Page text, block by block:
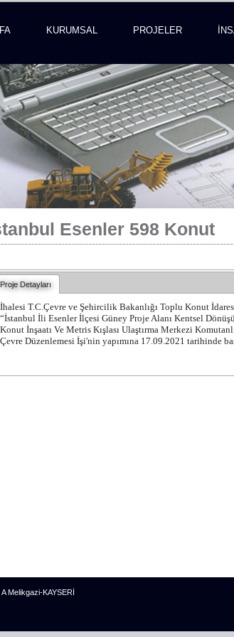
KURUMSAL PROJELER
Esenler 598 Konut
Proje Detayları
İhalesi T.C.Çevre ve Şehircilik Bakanlığı Toplu Konut
“İstanbul İli Esenler İlçesi Güney Proje Alanı Kentsel
Konut İnşaatı Ve Metris Kışlası Ulaştırma Merkezi
Çevre Düzenlemesi İşi'nin yapımına 17.09.2021 tarihinde
Melikgazi-KAYSERİ